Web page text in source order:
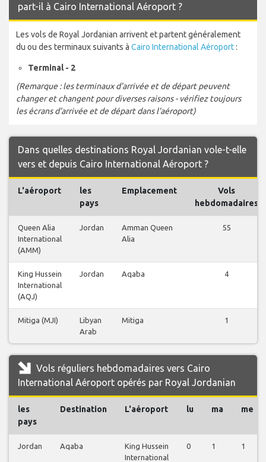
part-il à Cairo International Aéroport ?
Les vols de Royal Jordanian arrivent et partent généralement
du ou des terminaux suivants à Cairo International Aéroport:
Terminal - 2
(Remarque : les terminaux d'arrivée et de départ peuvent
changer et changent pour diverses raisons - vérifiez toujours
les écrans d'arrivée et de départ dans l'aéroport)
Dans quelles destinations Royal Jordanian vole-t-elle
vers et depuis Cairo International Aéroport ?
L'aéroport
les
pays
Emplacement
Vols
hebdomadaires
Queen Alia
International
(AMM)
Jordan
Amman Queen
Alia
55
King Hussein
International
(AQJ)
Jordan Aqaba 4
Mitiga (MJI)
Libyan
Arab
Mitiga 1
Vols réguliers hebdomadaires vers Cairo
International Aéroport opérés par Royal Jordanian
les
pays
Destination L'aéroport lu ma me
Jordan Aqaba
King Hussein
International
0 1 1